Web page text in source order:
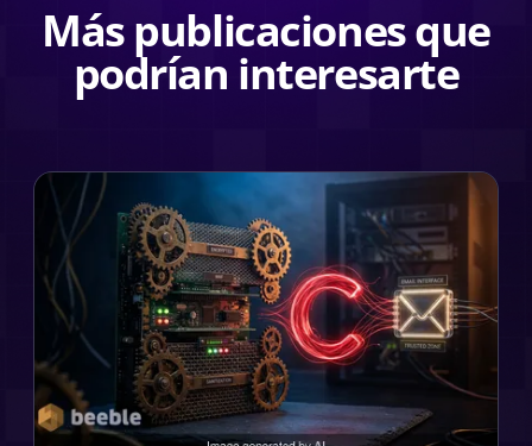
Más publicaciones que
podrían interesarte